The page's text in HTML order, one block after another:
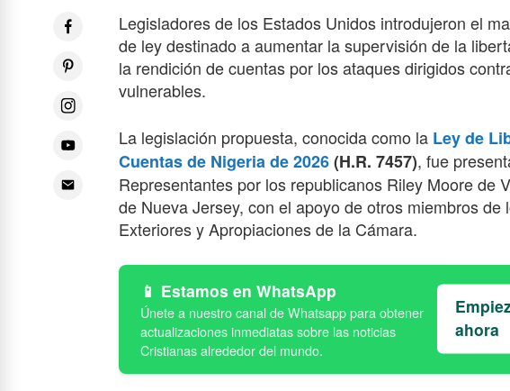
Legisladores de los Estados Unidos introdujeron el
de ley destinado a aumentar la supervisión de la
la rendición de cuentas por los ataques dirigidos
vulnerables.
La legislación propuesta, conocida como la Ley de
Cuentas de Nigeria de 2026(H.R. 7457), fue
Representantes por los republicanos Riley Moore de
de Nueva Jersey, con el apoyo de otros miembros de
Exteriores y Apropiaciones de la Cámara.
Estamos en WhatsApp
ahora